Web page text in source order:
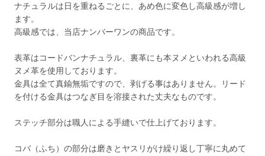
ナチュラルは日を重ねるごとに、あめ色に変色し高級感が増し
ます。
高級感では、当店ナンバーワンの商品です。
表革はコードバンナチュラル、裏革にも本ヌメといわれる高級
ヌメ革を使用しております。
金具は全て真鍮無垢ですので、剥げる事はありません。リード
を付ける金具はつなぎ目を溶接された丈夫なものです。
ステッチ部分は職人による手縫いで仕上げております。
コバ（ふち）の部分は磨きとヤスリがけ繰り返し丁寧に丸めて